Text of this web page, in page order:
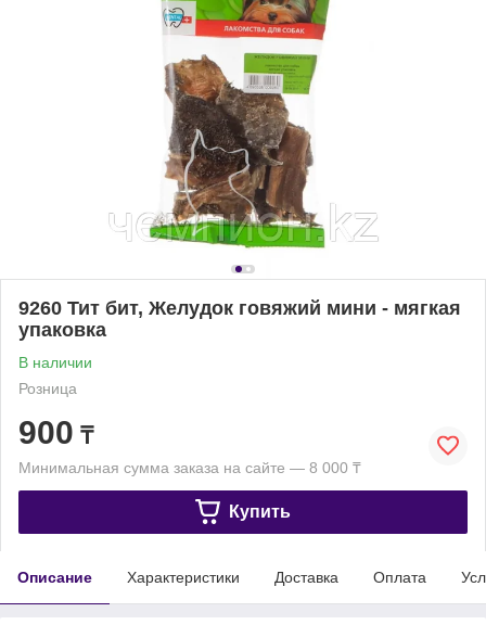
9260 Тит бит, Желудок говяжий мини - мягкая
упаковка
В наличии
Розница
900 ₸
Минимальная сумма заказа на сайте — 8 000 ₸
Купить
Описание Характеристики Доставка Оплата